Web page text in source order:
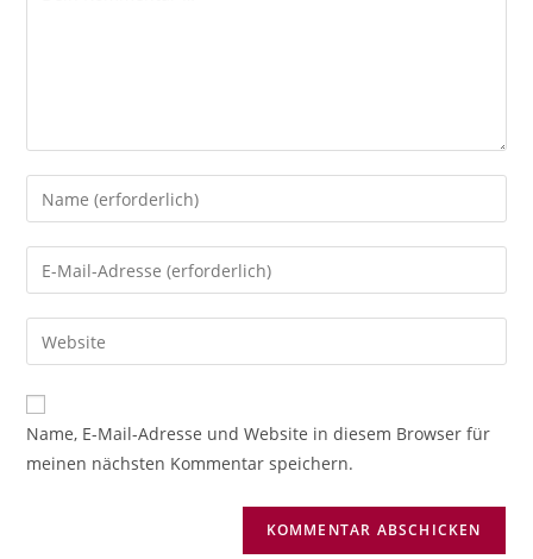
Gib
deinen
Namen
oder
zum
Kommentieren
ein
Gib
deine
E-
Mail-
zum
Kommentieren
ein
Gib
deine
Website-
URL
Name, E-Mail-Adresse und Website in diesem Browser für
meinen nächsten Kommentar speichern.